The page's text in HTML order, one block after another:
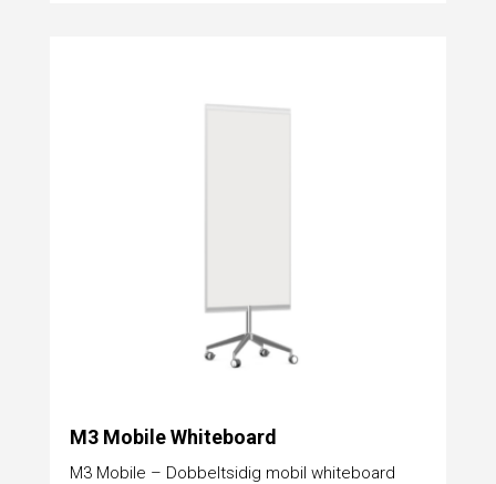
M3 Mobile Whiteboard
​M3 Mobile – Dobbeltsidig mobil whiteboard